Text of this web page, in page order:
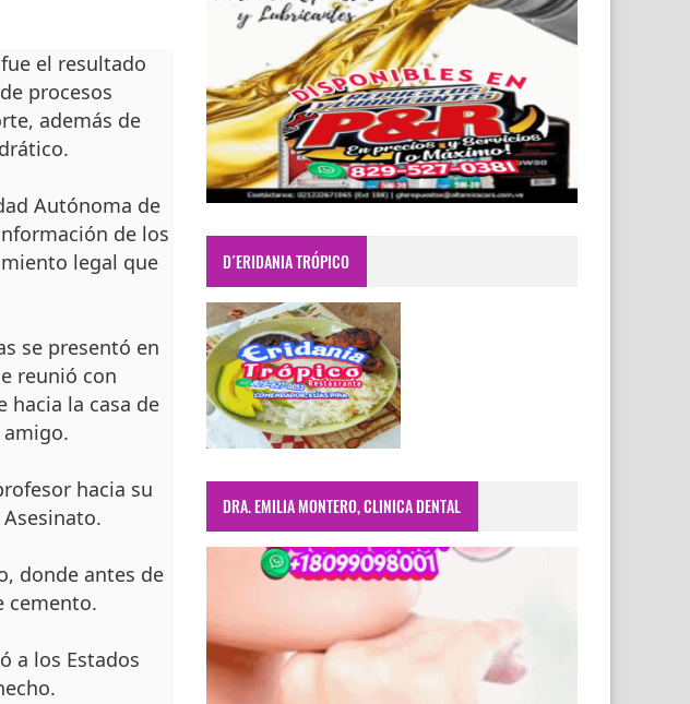
el resultado
procesos
además de
Autónoma de
de los
legal que
se presentó en
reunió con
hacia la casa de
hacia su
donde antes de
cemento.
a los Estados
D´ERIDANIA TRÓPICO
DRA. EMILIA MONTERO, CLINICA DENTAL